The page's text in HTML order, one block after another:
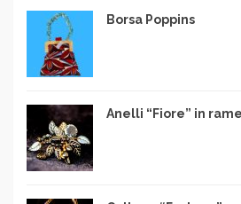
Borsa Poppins
Anelli “Fiore” in